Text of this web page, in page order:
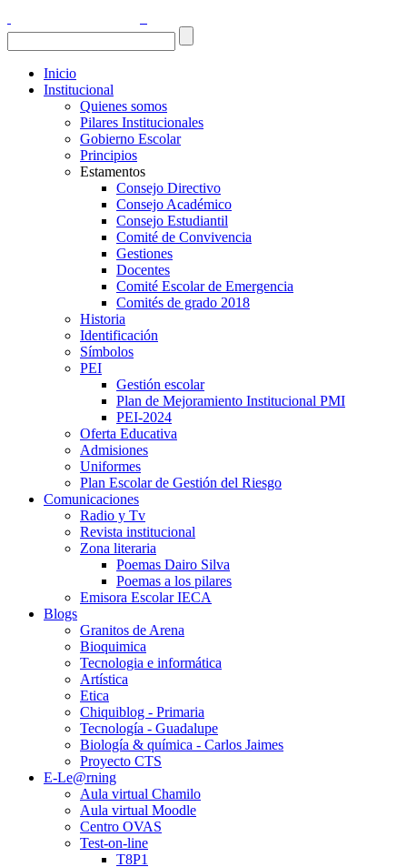
Inicio
Institucional
Quienes somos
Pilares Institucionales
Gobierno Escolar
Principios
Estamentos
Consejo Directivo
Consejo Académico
Consejo Estudiantil
Comité de Convivencia
Gestiones
Docentes
Comité Escolar de Emergencia
Comités de grado 2018
Historia
Identificación
Símbolos
PEI
Gestión escolar
Plan de Mejoramiento Institucional PMI
PEI-2024
Oferta Educativa
Admisiones
Uniformes
Plan Escolar de Gestión del Riesgo
Comunicaciones
Radio y Tv
Revista institucional
Zona literaria
Poemas Dairo Silva
Poemas a los pilares
Emisora Escolar IECA
Blogs
Granitos de Arena
Bioquimica
Tecnologia e informática
Artística
Etica
Chiquiblog - Primaria
Tecnología - Guadalupe
Biología & química - Carlos Jaimes
Proyecto CTS
E-Le@rning
Aula virtual Chamilo
Aula virtual Moodle
Centro OVAS
Test-on-line
T8P1